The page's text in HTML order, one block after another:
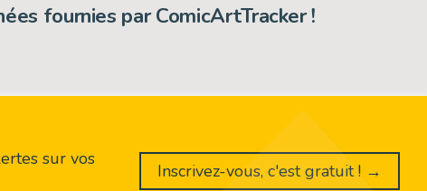
fournies par ComicArtTracker !
sur vos
Inscrivez-vous, c'est gratuit ! →